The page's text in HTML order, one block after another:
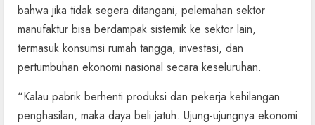
bahwa jika tidak segera ditangani, pelemahan sektor
manufaktur bisa berdampak sistemik ke sektor lain,
termasuk konsumsi rumah tangga, investasi, dan
pertumbuhan ekonomi nasional secara keseluruhan.
“Kalau pabrik berhenti produksi dan pekerja kehilangan
penghasilan, maka daya beli jatuh. Ujung-ujungnya ekonomi